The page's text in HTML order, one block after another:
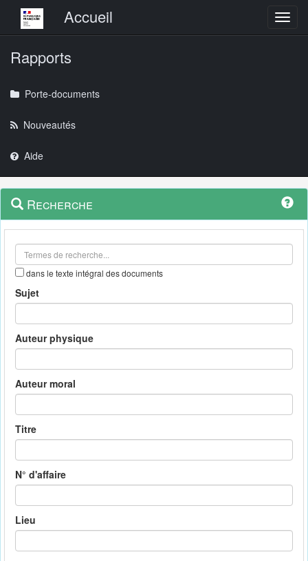
Menu principalAccueil
Rapports
Porte-documents
Nouveautés
Aide
Navigation
outils
Menu
contextuel
Recherche
dans le texte intégral des documents
Sujet
Auteur physique
Auteur moral
Titre
N° d'affaire
Lieu